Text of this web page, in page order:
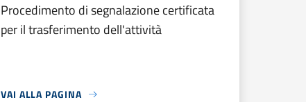
Procedimento di segnalazione certificata
per il trasferimento dell'attività
VAI ALLA PAGINA